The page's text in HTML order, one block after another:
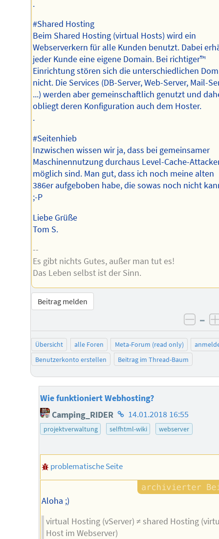
.
#Shared Hosting
Beim Shared Hosting (virtual Hosts) wird ein
Webserverkern für alle Kunden benutzt. Dabei
jeder Kunde eine eigene Domain. Bei richtiger™️
Einrichtung stören sich die unterschiedlichen
nicht. Die Services (DB-Server, Web-Server, Mail-
...) werden aber gemeinschaftlich genutzt und
obliegt deren Konfiguration auch dem Hoster.
.
#Seitenhieb
Inzwischen wissen wir ja, dass bei gemeinsamer
Maschinennutzung durchaus Level-Cache-
möglich sind. Man gut, dass ich noch meine alten
386er aufgeboben habe, die sowas noch nicht
;-P
Liebe Grüße
Tom S.
--
Es gibt nichts Gutes, außer man tut es!
Das Leben selbst ist der Sinn.
Beitrag melden
–
Übersicht alle Foren Meta-Forum (read only)
Benutzerkonto erstellen
Beitrag im Thread-Baum
Wie funktioniert Webhosting?
Camping_RIDER Homepage
des
14.01.2018 16:55
projektverwaltung selfhtml-wiki webserver
problematische Seite
Aloha ;)
virtual Hosting (vServer) ≠ shared Hosting
Host im Webserver)